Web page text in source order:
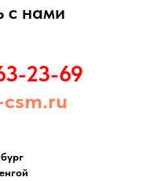
с нами
23-69